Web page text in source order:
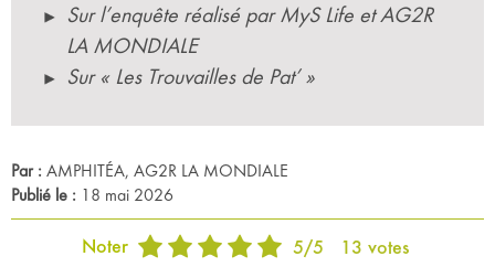
Sur l’enquête réalisé par MyS Life et AG2R
LA MONDIALE
Sur « Les Trouvailles de Pat’ »
Par : AMPHITÉA, AG2R LA MONDIALE
Publié le : 18 mai 2026
Noter 5/5 13 votes